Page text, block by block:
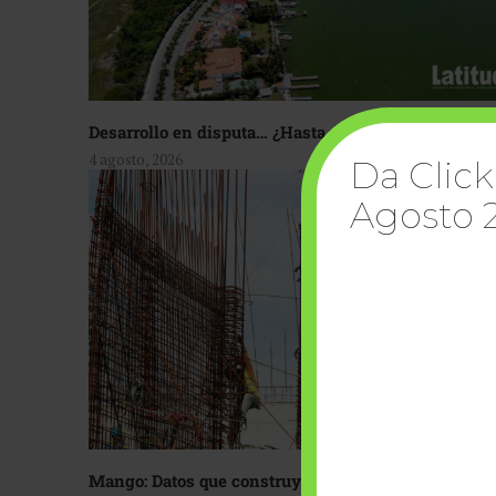
Desarrollo en disputa… ¿Hasta dónde crecer?
4 agosto, 2026
Mango: Datos que construyen confianza
Da
Agosto